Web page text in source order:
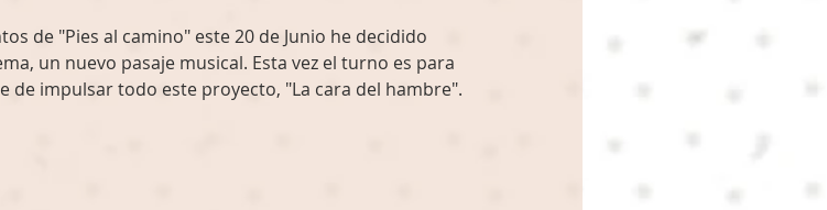
de "Pies al camino" este 20 de Junio he decidido
un nuevo pasaje musical. Esta vez el turno es para
de impulsar todo este proyecto, "La cara del hambre".